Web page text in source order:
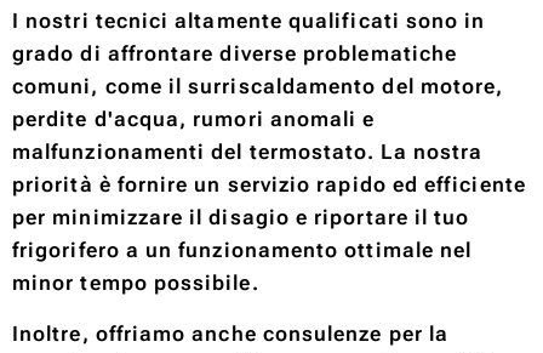
I nostri tecnici altamente qualificati sono in
grado di affrontare diverse problematiche
comuni, come il surriscaldamento del motore,
perdite d'acqua, rumori anomali e
malfunzionamenti del termostato. La nostra
priorità è fornire un servizio rapido ed efficiente
per minimizzare il disagio e riportare il tuo
frigorifero a un funzionamento ottimale nel
minor tempo possibile.
Inoltre, offriamo anche consulenze per la